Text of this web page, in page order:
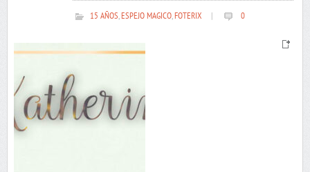
15 AÑOS,ESPEJO MAGICO,FOTERIX 0